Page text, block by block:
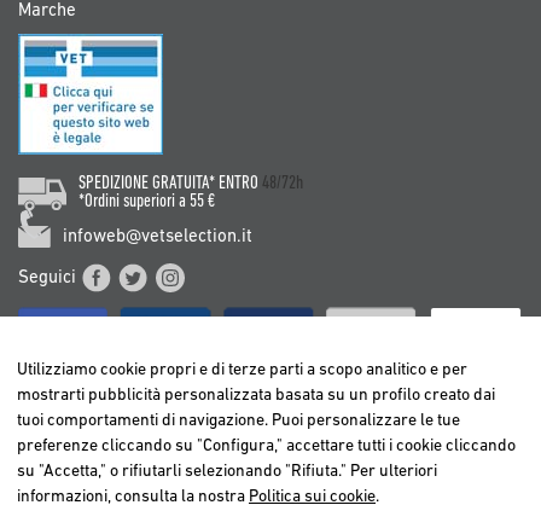
Marche
SPEDIZIONE GRATUITA* ENTRO 48/72h
*Ordini superiori a 55 €
infoweb@vetselection.it
Seguici
BELGIË / BELGIQUE
DEUTSCHLAND
ESPAÑA
Utilizziamo cookie propri e di terze parti a scopo analitico e per
mostrarti pubblicità personalizzata basata su un profilo creato dai
tuoi comportamenti di navigazione. Puoi personalizzare le tue
preferenze cliccando su "Configura," accettare tutti i cookie cliccando
su "Accetta," o rifiutarli selezionando "Rifiuta." Per ulteriori
informazioni, consulta la nostra Politica sui cookie.